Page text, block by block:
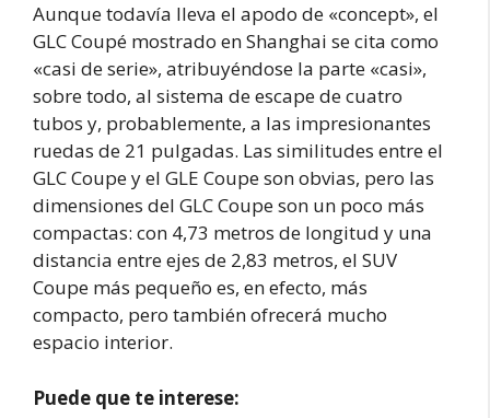
Aunque todavía lleva el apodo de «concept», el
GLC Coupé mostrado en Shanghai se cita como
«casi de serie», atribuyéndose la parte «casi»,
sobre todo, al sistema de escape de cuatro
tubos y, probablemente, a las impresionantes
ruedas de 21 pulgadas. Las similitudes entre el
GLC Coupe y el GLE Coupe son obvias, pero las
dimensiones del GLC Coupe son un poco más
compactas: con 4,73 metros de longitud y una
distancia entre ejes de 2,83 metros, el SUV
Coupe más pequeño es, en efecto, más
compacto, pero también ofrecerá mucho
espacio interior.
Puede que te interese: